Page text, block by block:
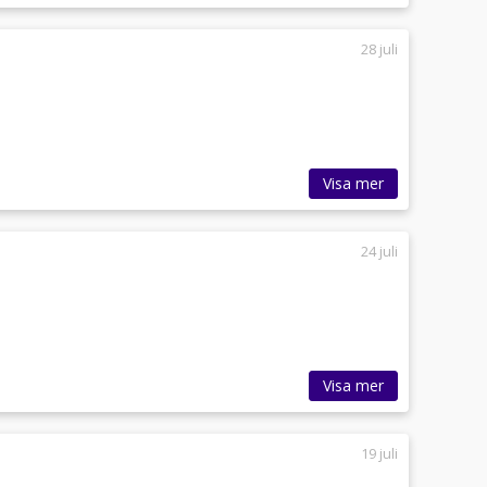
28 juli
Visa mer
24 juli
Visa mer
19 juli